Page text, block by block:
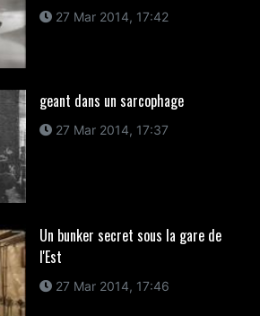
27 Mar 2014, 17:42
geant dans un sarcophage
27 Mar 2014, 17:37
Un bunker secret sous la gare de
l'Est
27 Mar 2014, 17:46